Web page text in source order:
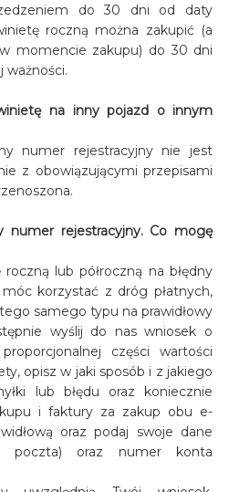
do 30 dni od daty
roczną można zakupić (a
momencie zakupu) do 30 dni
ważności.
na inny pojazd o innym
numer rejestracyjny nie jest
z obowiązującymi przepisami
numer rejestracyjny. Co mogę
lub półroczną na błędny
korzystać z dróg płatnych,
samego typu na prawidłowy
wyślij do nas wniosek o
części wartości
opisz w jaki sposób i z jakiego
lub błędu oraz koniecznie
i faktury za zakup obu e-
oraz podaj swoje dane
poczta) oraz numer konta